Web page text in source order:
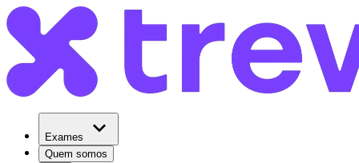
Exames
Quem somos